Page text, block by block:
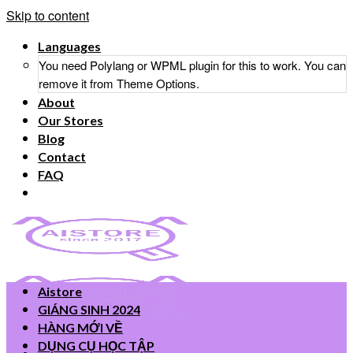
Skip to content
Languages
You need Polylang or WPML plugin for this to work. You can
remove it from Theme Options.
About
Our Stores
Blog
Contact
FAQ
Aistore
GIÁNG SINH 2024
HÀNG MỚI VỀ
DỤNG CỤ HỌC TẬP